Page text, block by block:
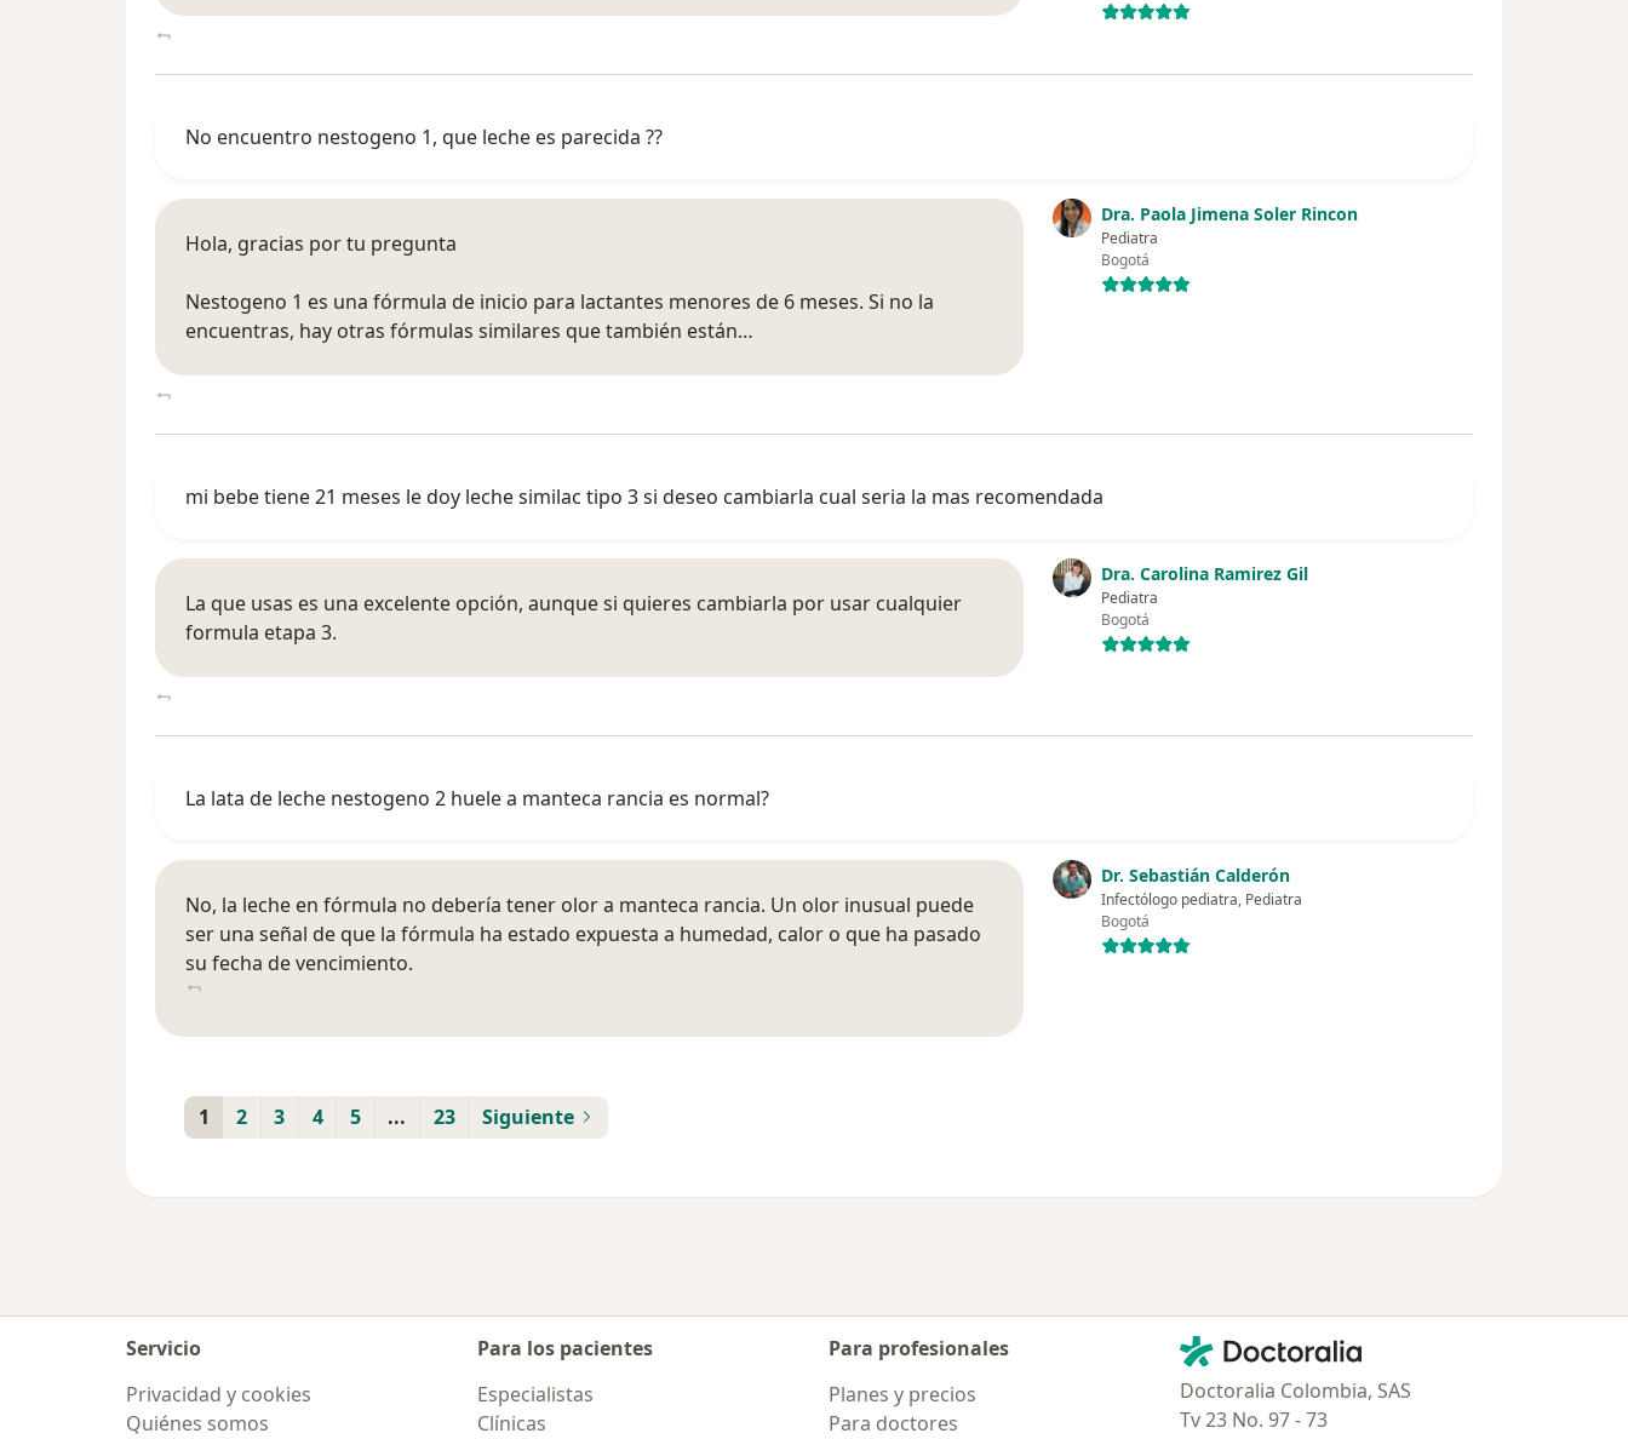
No encuentro nestogeno 1, que leche es parecida ??
Dra. Paola Jimena Soler Rincon
Pediatra
Bogotá
Hola, gracias por tu pregunta
Nestogeno 1 es una fórmula de inicio para lactantes menores de 6 meses. Si no la
encuentras, hay otras fórmulas similares que también están…
mi bebe tiene 21 meses le doy leche similac tipo 3 si deseo cambiarla cual seria la mas recomendada
Dra. Carolina Ramirez Gil
Pediatra
Bogotá
La que usas es una excelente opción, aunque si quieres cambiarla por usar cualquier
formula etapa 3.
La lata de leche nestogeno 2 huele a manteca rancia es normal?
Dr. Sebastián Calderón
Infectólogo pediatra, Pediatra
Bogotá
No, la leche en fórmula no debería tener olor a manteca rancia. Un olor inusual puede
ser una señal de que la fórmula ha estado expuesta a humedad, calor o que ha pasado
su fecha de vencimiento.
1 2 3 4 5 ... 23 Siguiente
Servicio
Privacidad y cookies
Quiénes somos
Para los pacientes
Especialistas
Clínicas
Para profesionales
Planes y precios
Para doctores
Contacto
Doctoralia - Página de inicio
Doctoralia Colombia, SAS
Tv 23 No. 97 - 73